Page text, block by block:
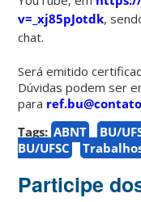
v=_xj85pJotdk,
chat.
Será emitido
Dúvidas podem ser
para
Tags: ABNT BU/
BU/UFSC
Participe